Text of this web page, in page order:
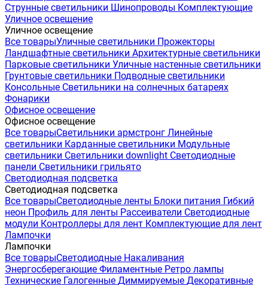
Струнные светильники Шинопроводы Комплектующие
Уличное освещение
Уличное освещение
Все товарыУличные светильники Прожекторы
Ландшафтные светильники Архитектурные светильники
Парковые светильники Уличные настенные светильники
Грунтовые светильники Подводные светильники
Консольные Светильники на солнечных батареях
Фонарики
Офисное освещение
Офисное освещение
Все товарыСветильники армстронг Линейные
светильники Карданные светильники Модульные
светильники Светильники downlight Светодиодные
панели Светильники грильято
Светодиодная подсветка
Светодиодная подсветка
Все товарыСветодиодные ленты Блоки питания Гибкий
неон Профиль для ленты Рассеиватели Светодиодные
модули Контроллеры для лент Комплектующие для лент
Лампочки
Лампочки
Все товарыСветодиодные Накаливания
Энергосберегающие Филаментные Ретро лампы
Технические Галогенные Диммируемые Декоративные